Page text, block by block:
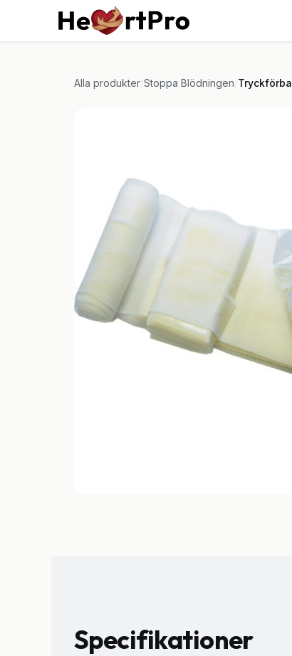
Hoppa till innehållet
Alla produkter Stoppa Blödningen
Specifikationer